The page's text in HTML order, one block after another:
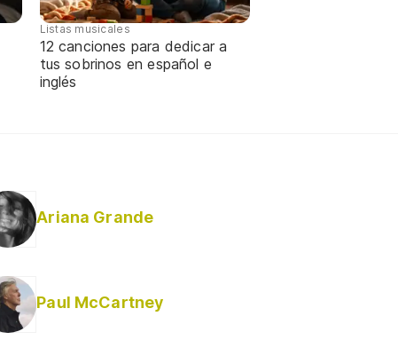
Listas musicales
12 canciones para dedicar a
tus sobrinos en español e
inglés
Ariana Grande
Paul McCartney